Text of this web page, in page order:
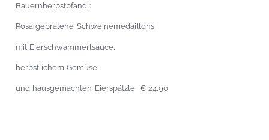
Bauernherbstpfandl:
Rosa gebratene Schweinemedaillons
mit Eierschwammerlsauce,
herbstlichem Gemüse
und hausgemachten Eierspätzle € 24,90